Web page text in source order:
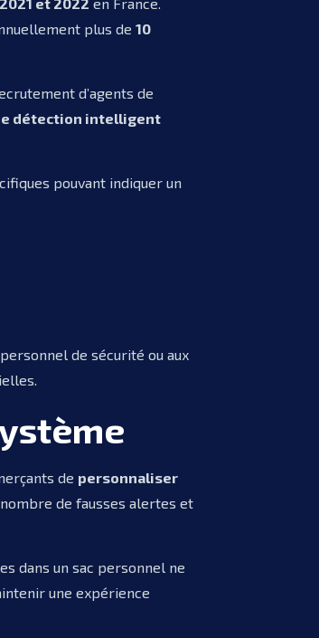
plus de10
d’agents de
détection intelligent
pouvant indiquer un
de sécurité ou aux
de personnaliser
de fausses alertes et
dans un sac personnel ne
une expérience